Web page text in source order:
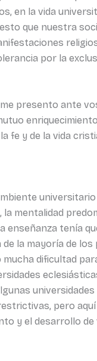
en la vida
que nuestra
por la
presento ante
fe y de la vida
mentalidad
enseñanza tenía
la mayoría de los
dificultad
pero
y el desarrollo de